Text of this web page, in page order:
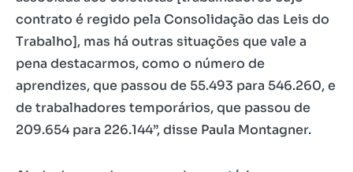
contrato é regido pela Consolidação das Leis do
Trabalho], mas há outras situações que vale a
pena destacarmos, como o número de
aprendizes, que passou de 55.493 para 546.260, e
de trabalhadores temporários, que passou de
209.654 para 226.144”, disse Paula Montagner.